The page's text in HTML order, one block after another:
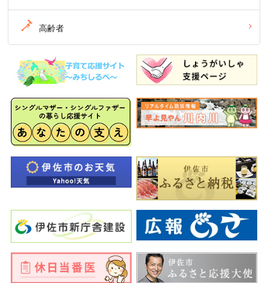
高齢者